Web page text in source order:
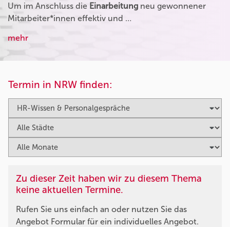
Um im Anschluss die Einarbeitung neu gewonnener
Mitarbeiter*innen effektiv und …
mehr
Termin in NRW finden:
Zu dieser Zeit haben wir zu diesem Thema
keine aktuellen Termine.
Rufen Sie uns einfach an oder nutzen Sie das
Angebot Formular für ein individuelles Angebot.